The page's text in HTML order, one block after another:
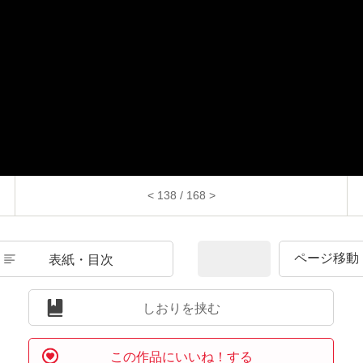
< 138 / 168 >
表紙・目次
しおりを挟む
この作品にいいね！する